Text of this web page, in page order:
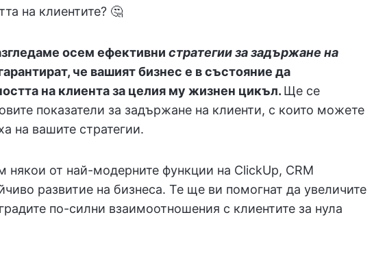
на клиентите? 🤔
осем ефективни стратегии за задържане на
че вашият бизнес е в състояние да
на клиента за целия му жизнен цикъл. Ще се
показатели за задържане на клиенти, с които можете
на вашите стратегии.
някои от най-модерните функции на ClickUp, CRM
развитие на бизнеса. Те ще ви помогнат да увеличите
по-силни взаимоотношения с клиентите за нула